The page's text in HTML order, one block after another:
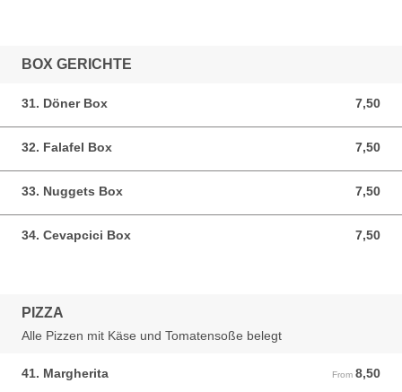
BOX GERICHTE
31. Döner Box 7,50
7,50 EUR
32. Falafel Box 7,50
7,50 EUR
33. Nuggets Box 7,50
7,50 EUR
34. Cevapcici Box 7,50
7,50 EUR
PIZZA
Alle Pizzen mit Käse und Tomatensoße belegt
41. Margherita From 8,50
From 8,50 EUR